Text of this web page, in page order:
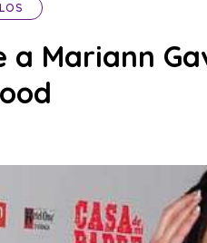
a Mariann